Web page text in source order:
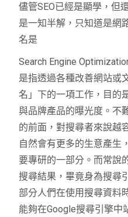
儘管SEO已經是顯學，但
是一知半解，只知道是網
名是
Search Engine
是指透過各種改善網站或
名」下的一項工作，目的
與品牌產品的曝光度。不
的前面，對搜尋者來說越
自然會有更多的生意產生
要專研的一部分。而常說
搜尋結果，畢竟身為搜尋
部分人們在使用搜尋資料
能夠在Google搜尋引擎中